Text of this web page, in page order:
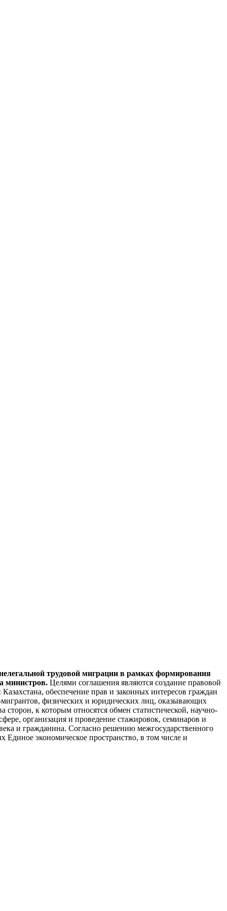
трудовой миграции в рамках формирования
министров. Целями соглашения являются создание правовой
обеспечение прав и законных интересов граждан
физических и юридических лиц, оказывающих
к которым относятся обмен статистической, научно-
организация и проведение стажировок, семинаров и
и гражданина. Согласно решению межгосударственного
экономическое пространство, в том числе и